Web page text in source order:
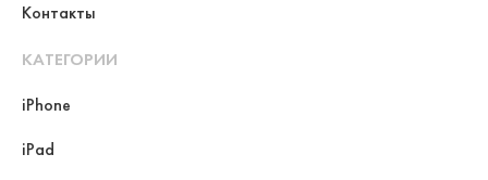
Контакты
КАТЕГОРИИ
iPhone
iPad